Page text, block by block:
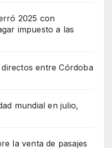
2025 con
impuesto a las
entre Córdoba
mundial en julio,
la venta de pasajes